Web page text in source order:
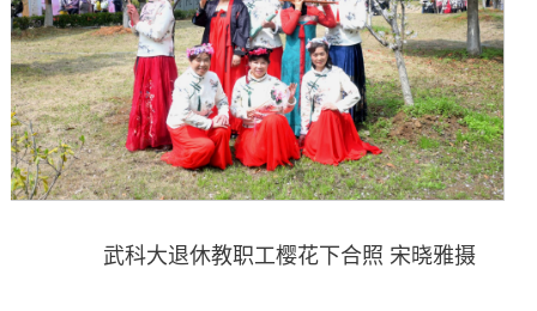
武科大退休教职工樱花下合照 宋晓雅摄